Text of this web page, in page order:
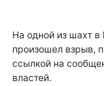
На одной из шахт
произошел взрыв,
ссылкой на
властей.